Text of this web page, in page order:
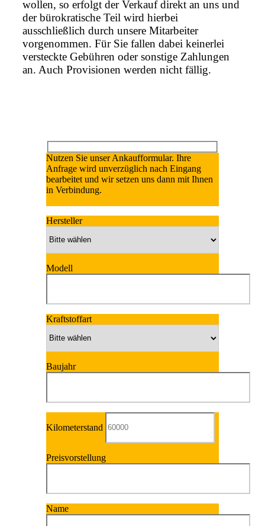
wollen, so erfolgt der Verkauf direkt an uns und
der bürokratische Teil wird hierbei
ausschließlich durch unsere Mitarbeiter
vorgenommen. Für Sie fallen dabei keinerlei
versteckte Gebühren oder sonstige Zahlungen
an. Auch Provisionen werden nicht fällig.
Nutzen Sie unser Ankaufformular. Ihre
Anfrage wird unverzüglich nach Eingang
bearbeitet und wir setzen uns dann mit Ihnen
in Verbindung.
Hersteller
Modell
Kraftstoffart
Baujahr
Kilometerstand
Preisvorstellung
Name